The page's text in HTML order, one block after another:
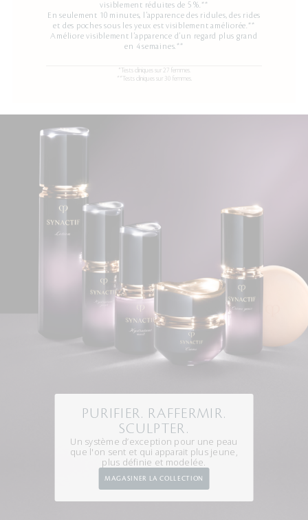
visiblement réduites de 5 %.**
En seulement 10 minutes, l’apparence des ridules, des rides
et des poches sous les yeux est visiblement améliorée.**
Améliore visiblement l’apparence d’un regard plus grand
en 4 semaines.**
*Tests cliniques sur 27 femmes.
**Tests cliniques sur 30 femmes.
PURIFIER. RAFFERMIR.
SCULPTER.
Un système d’exception pour une peau
que l'on sent et qui apparait plus jeune,
plus définie et modelée.
MAGASINER LA COLLECTION